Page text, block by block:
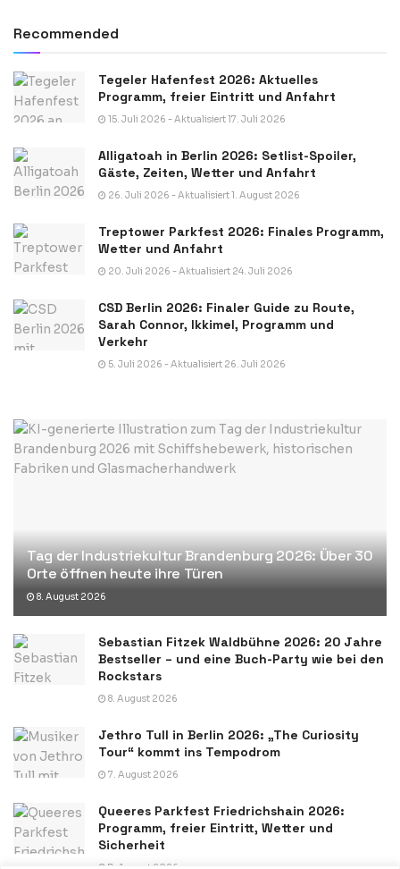
Recommended
Tegeler Hafenfest 2026: Aktuelles
Programm, freier Eintritt und Anfahrt
15. Juli 2026 - Aktualisiert 17. Juli 2026
Alligatoah in Berlin 2026: Setlist-Spoiler,
Gäste, Zeiten, Wetter und Anfahrt
26. Juli 2026 - Aktualisiert 1. August 2026
Treptower Parkfest 2026: Finales Programm,
Wetter und Anfahrt
20. Juli 2026 - Aktualisiert 24. Juli 2026
CSD Berlin 2026: Finaler Guide zu Route,
Sarah Connor, Ikkimel, Programm und
Verkehr
5. Juli 2026 - Aktualisiert 26. Juli 2026
Tag der Industriekultur Brandenburg 2026: Über 30
Orte öffnen heute ihre Türen
8. August 2026
Sebastian Fitzek Waldbühne 2026: 20 Jahre
Bestseller – und eine Buch-Party wie bei den
Rockstars
8. August 2026
Jethro Tull in Berlin 2026: „The Curiosity
Tour“ kommt ins Tempodrom
7. August 2026
Queeres Parkfest Friedrichshain 2026:
Programm, freier Eintritt, Wetter und
Sicherheit